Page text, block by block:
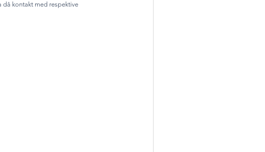
då kontakt med respektive